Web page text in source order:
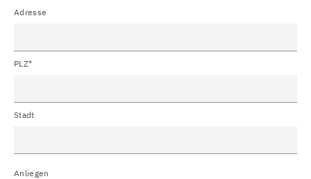
Adresse
PLZ*
Stadt
Anliegen